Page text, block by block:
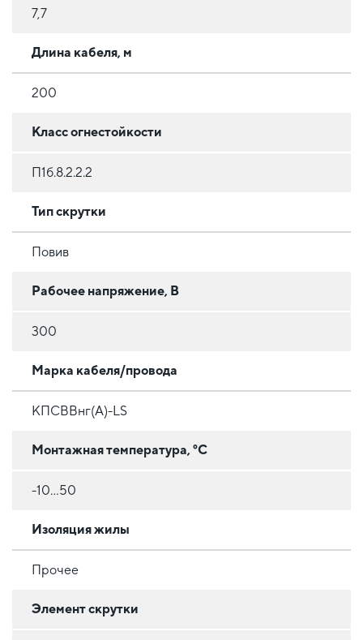
7,7
Длина кабеля, м
200
Класс огнестойкости
П1б.8.2.2.2
Тип скрутки
Повив
Рабочее напряжение, В
300
Марка кабеля/провода
КПСВВнг(А)-LS
Монтажная температура, °C
-10…50
Изоляция жилы
Прочее
Элемент скрутки